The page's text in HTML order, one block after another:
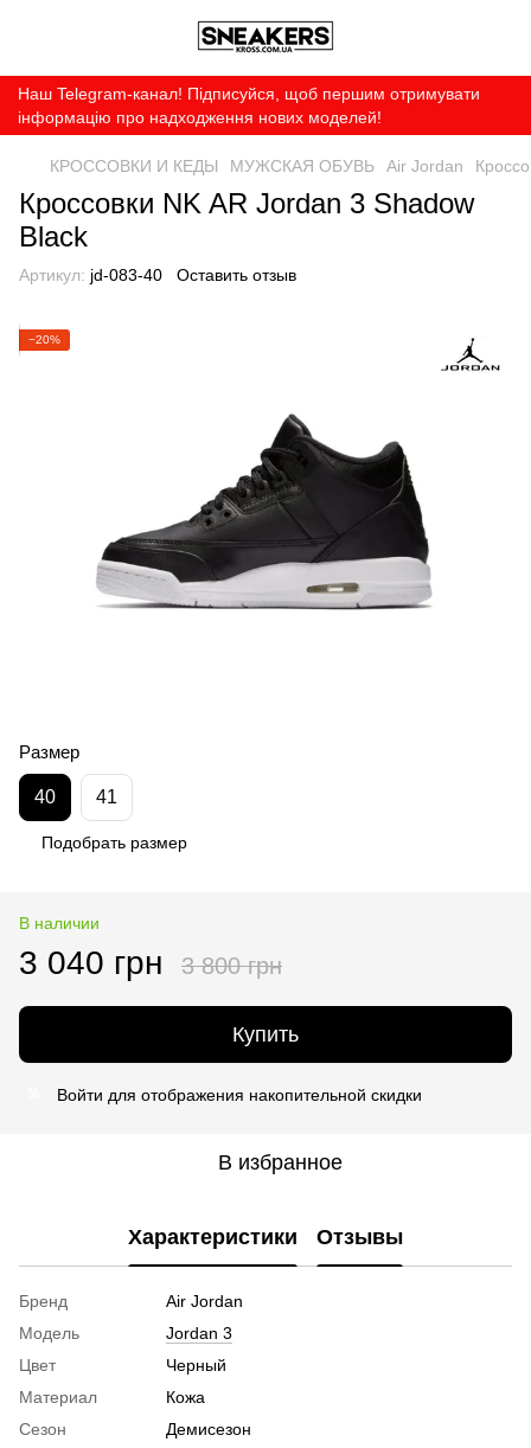
Наш Telegram-канал! Підписуйся, щоб першим отримувати
інформацію про надходження нових моделей!
КРОССОВКИ И КЕДЫ МУЖСКАЯ ОБУВЬ Air Jordan
Кроссовки NK AR Jordan 3 Shadow
Black
Артикул: jd-083-40 Оставить отзыв
−20%
Размер
40 41
Подобрать размер
В наличии
3 040 грн 3 800 грн
Купить
Войти для отображения накопительной скидки
В избранное
Характеристики Отзывы
Бренд
Air Jordan
Модель
Jordan 3
Цвет
Черный
Материал
Кожа
Сезон
Демисезон